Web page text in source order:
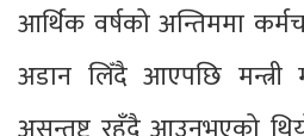
आर्थिक वर्षको अन्तिममा
अडान लिँदै आएपछि मन्त्री